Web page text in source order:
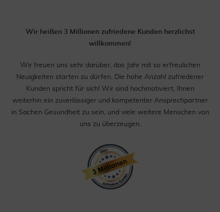
Wir heißen 3 Millionen zufriedene Kunden herzlichst
willkommen!
Wir freuen uns sehr darüber, das Jahr mit so erfreulichen
Neuigkeiten starten zu dürfen. Die hohe Anzahl zufriedener
Kunden spricht für sich! Wir sind hochmotiviert, Ihnen
weiterhin ein zuverlässiger und kompetenter Ansprechpartner
in Sachen Gesundheit zu sein, und viele weitere Menschen von
uns zu überzeugen.